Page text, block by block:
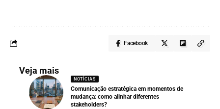
Facebook
Veja mais
NOTÍCIAS
Comunicação estratégica em momentos de
mudança: como alinhar diferentes
stakeholders?